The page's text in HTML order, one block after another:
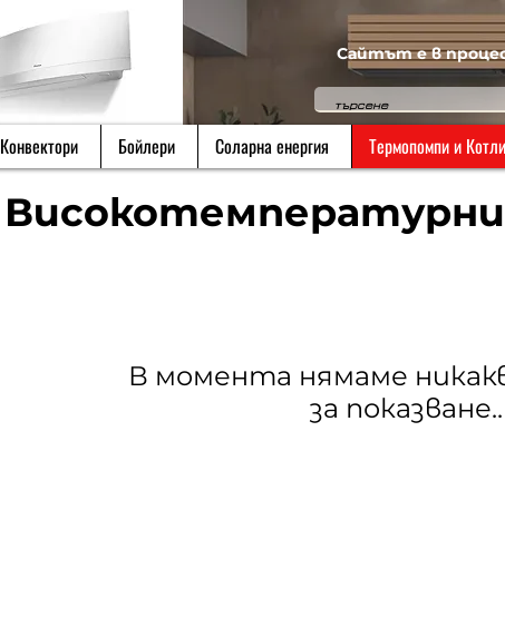
Сайтът е в
Конвектори Бойлери Соларна енергия Термопомпи и Котли
В момента нямаме
за показване..